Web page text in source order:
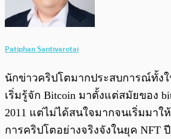
Patiphan Santivarotai
นักข่าวคริปโตมากประสบการณ์ทั้งใ
เริ่มรู้จัก Bitcoin มาตั้งแต่สมัยของ
2011 แต่ไม่ได้สนใจมากจนเริ่มมาใ
การคริปโตอย่างจริงจังในยุค NFT